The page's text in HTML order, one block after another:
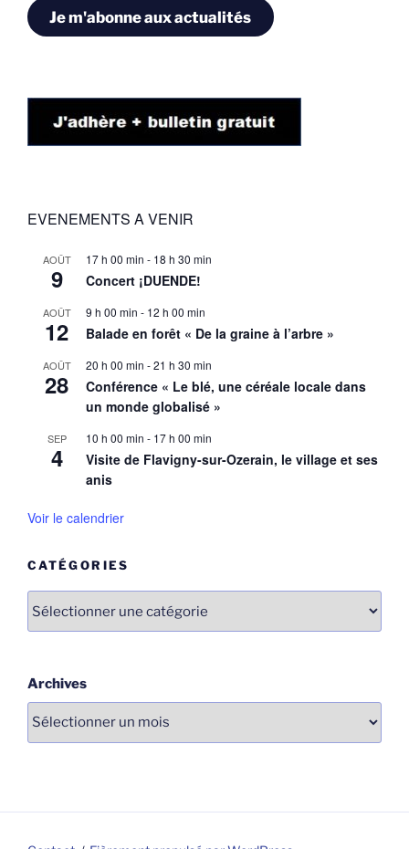
Je m'abonne aux actualités
EVENEMENTS A VENIR
AOÛT
9
17 h 00 min - 18 h 30 min
Concert ¡DUENDE!
AOÛT
12
9 h 00 min - 12 h 00 min
Balade en forêt « De la graine à l’arbre »
AOÛT
28
20 h 00 min -21 h 30 min
Conférence « Le blé, une céréale locale dans
un monde globalisé »
SEP
4
10 h 00 min - 17 h 00 min
Visite de Flavigny-sur-Ozerain, le village et ses
anis
Voir le calendrier
CATÉGORIES
Archives